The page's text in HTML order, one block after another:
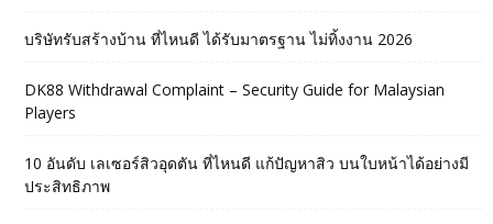
บริษัทรับสร้างบ้าน ที่ไหนดี ได้รับมาตรฐาน ไม่ทิ้งงาน 2026
DK88 Withdrawal Complaint – Security Guide for Malaysian
Players
10 อันดับ เลเซอร์สิวอุดตัน ที่ไหนดี แก้ปัญหาสิว บนใบหน้าได้อย่างมี
ประสิทธิภาพ